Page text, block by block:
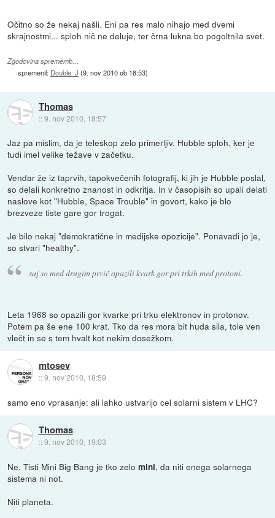
Očitno so že nekaj našli. Eni pa res malo nihajo med dvemi
skrajnostmi... sploh nič ne deluje, ter črna lukna bo pogoltnila svet.
Zgodovina sprememb…
spremenil: Double_J (9. nov 2010 ob 18:53)
Thomas
::9. nov 2010, 18:57
Jaz pa mislim, da je teleskop zelo primerljiv. Hubble sploh, ker je
tudi imel velike težave v začetku.
Vendar že iz taprvih, tapokvečenih fotografij, ki jih je Hubble poslal,
so delali konkretno znanost in odkritja. In v časopisih so upali delati
naslove kot "Hubble, Space Trouble" in govort, kako je blo
brezveze tiste gare gor trogat.
Je bilo nekaj "demokratične in medijske opozicije". Ponavadi jo je,
so stvari "healthy".
saj so med drugim prvič opazili kvark gor pri trkih med protoni.
Leta 1968 so opazili gor kvarke pri trku elektronov in protonov.
Potem pa še ene 100 krat. Tko da res mora bit huda sila, tole ven
vlečt in se s tem hvalt kot nekim dosežkom.
mtosev
::9. nov 2010, 18:59
samo eno vprasanje: ali lahko ustvarijo cel solarni sistem v LHC?
Thomas
::9. nov 2010, 19:03
Ne. Tisti Mini Big Bang je tko zelomini, da niti enega solarnega
sistema ni not.
Niti planeta.